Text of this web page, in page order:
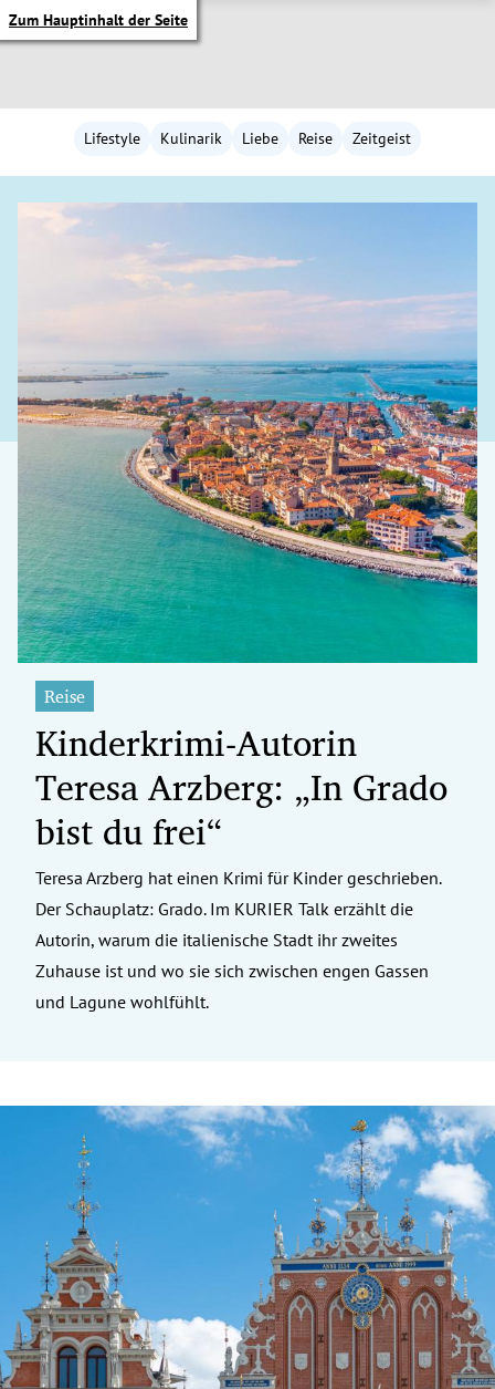
Zum Hauptinhalt der Seite
Untermenü
Untermenü
Untermenü
Untermenü
Untermenü
Untermenü
Untermenü
Untermenü
Untermenü
Untermenü
Lifestyle Kulinarik Liebe Reise Zeitgeist
Reise
Kinderkrimi-Autorin
Teresa Arzberg: „In Grado
bist du frei“
Teresa Arzberg hat einen Krimi für Kinder geschrieben.
Der Schauplatz: Grado. Im KURIER Talk erzählt die
Autorin, warum die italienische Stadt ihr zweites
Zuhause ist und wo sie sich zwischen engen Gassen
und Lagune wohlfühlt.